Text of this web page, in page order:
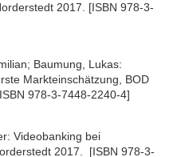
2017. [ISBN 978-3-
Baumung, Lukas:
Markteinschätzung, BOD
978-3-7448-2240-4]
Videobanking bei
2017. [ISBN 978-3-